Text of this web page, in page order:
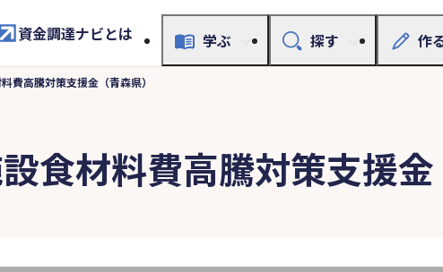
資金調達ナビとは 学ぶ 探す 作
費高騰対策支援金（青森県）
食材料費高騰対策支援金